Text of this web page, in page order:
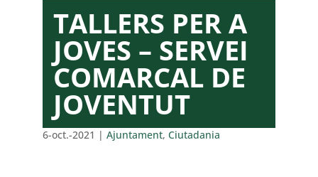
TALLERS PER A
JOVES – SERVEI
COMARCAL DE
JOVENTUT
6-oct.-2021 | Ajuntament, Ciutadania